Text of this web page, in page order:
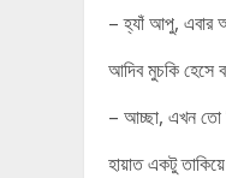
– হ্যাঁ আপু, এবার
আদিব মুচকি হেসে
– আচ্ছা, এখন তো
হায়াত একটু